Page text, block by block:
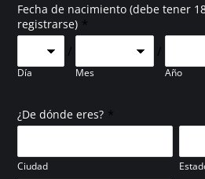
Fecha de nacimiento (debe tener
registrarse) *
Día
/
Mes
/
Año
¿De dónde eres? *
Ciudad